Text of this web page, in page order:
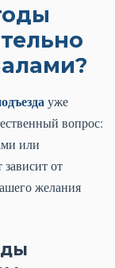
уже
вопрос:
или
от
желания